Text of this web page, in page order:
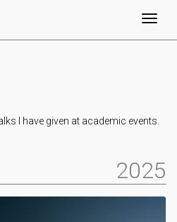
I have given at academic events.
2025